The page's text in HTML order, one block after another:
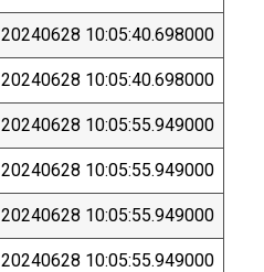
20240628 10:05:40.698000
20240628 10:05:40.698000
20240628 10:05:55.949000
20240628 10:05:55.949000
20240628 10:05:55.949000
20240628 10:05:55.949000